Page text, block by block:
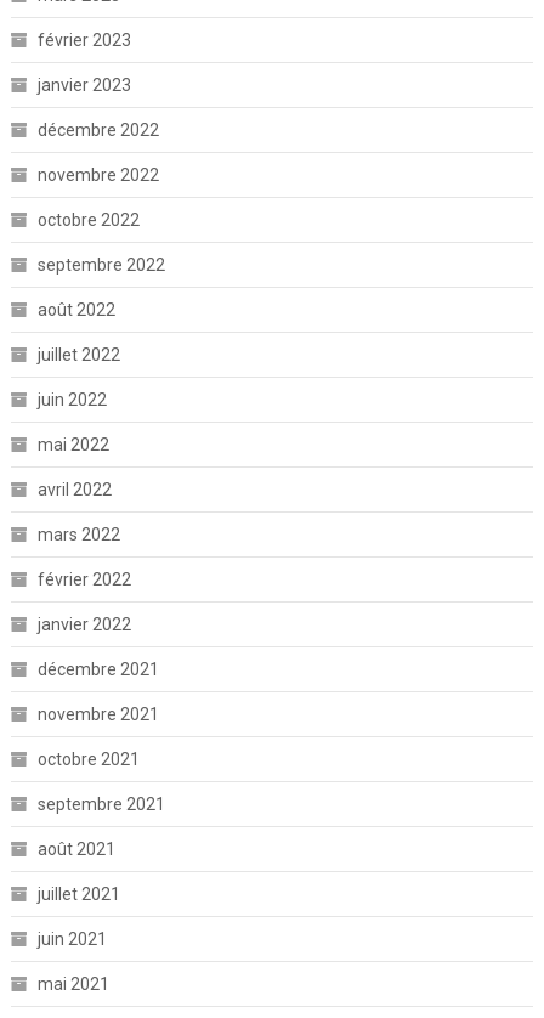
février 2023
janvier 2023
décembre 2022
novembre 2022
octobre 2022
septembre 2022
août 2022
juillet 2022
juin 2022
mai 2022
avril 2022
mars 2022
février 2022
janvier 2022
décembre 2021
novembre 2021
octobre 2021
septembre 2021
août 2021
juillet 2021
juin 2021
mai 2021